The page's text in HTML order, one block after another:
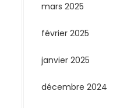
mars 2025
février 2025
janvier 2025
décembre 2024